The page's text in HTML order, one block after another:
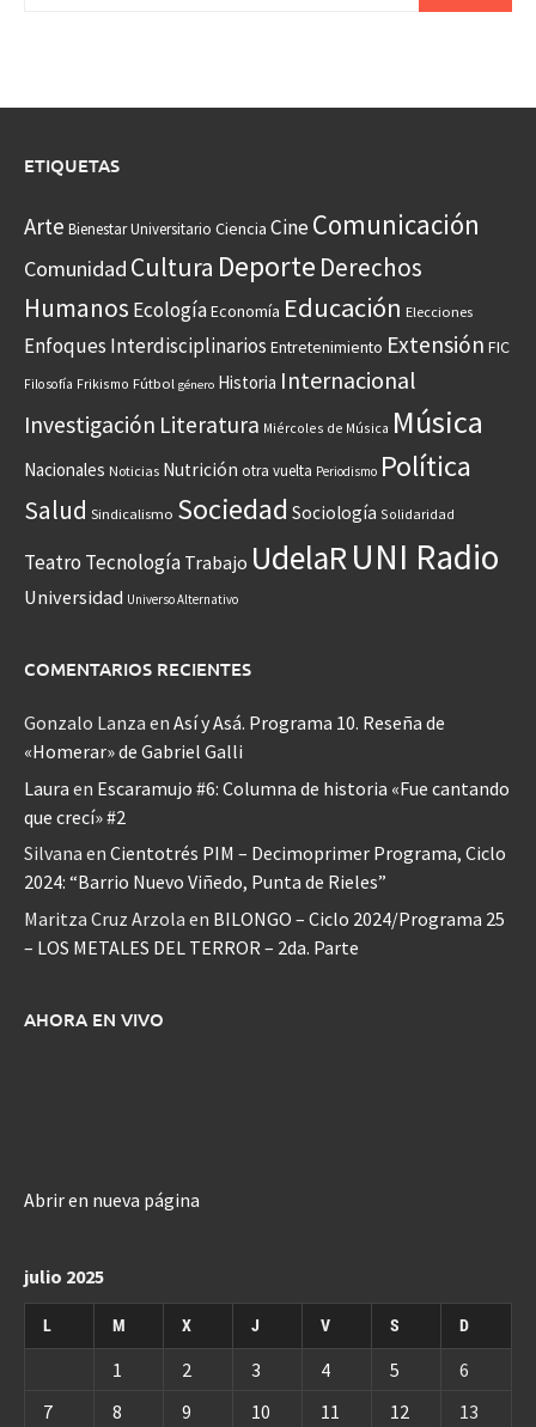
ETIQUETAS
Arte Bienestar Universitario Ciencia CineComunicación
Comunidad Cultura Deporte Derechos
Humanos EcologíaEconomía Educación Elecciones
Enfoques Interdisciplinarios Entretenimiento Extensión FIC
Filosofía Frikismo Fútbol género Historia Internacional
Investigación Literatura Miércoles de Música Música
Nacionales Noticias Nutrición otra vuelta Periodismo Política
Salud Sindicalismo Sociedad Sociología Solidaridad
Teatro Tecnología Trabajo UdelaRUNI Radio
Universidad Universo Alternativo
COMENTARIOS RECIENTES
Gonzalo Lanza en Así y Asá. Programa 10. Reseña de
«Homerar» de Gabriel Galli
Laura en Escaramujo #6: Columna de historia «Fue cantando
que crecí» #2
Silvana en Cientotrés PIM – Decimoprimer Programa, Ciclo
2024: “Barrio Nuevo Viñedo, Punta de Rieles”
Maritza Cruz Arzola en BILONGO – Ciclo 2024/Programa 25
– LOS METALES DEL TERROR – 2da. Parte
AHORA EN VIVO
Abrir en nueva página
julio 2025
L M X J V S D
1 2 3 4 5
6
7
8 9 10 11 12 13